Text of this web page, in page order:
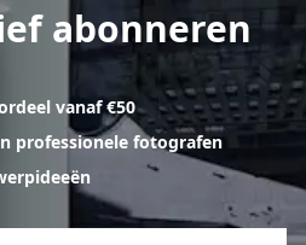
abonneren
vanaf €50
professionele fotografen